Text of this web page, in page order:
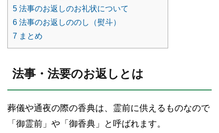
5 法事のお返しのお礼状について
6 法事のお返しののし（熨斗）
7 まとめ
法事・法要のお返しとは
葬儀や通夜の際の香典は、霊前に供えるものなので
「御霊前」や「御香典」と呼ばれます。